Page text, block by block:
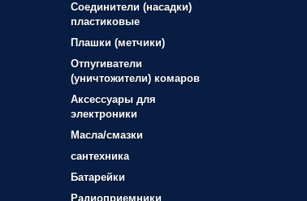
Соединители (насадки)
пластиковые
Плашки (метчики)
Отпугиватели
(уничтожители) комаров
Аксессуары для
электроники
Масла/смазки
сантехника
Батарейки
Радиоприемники